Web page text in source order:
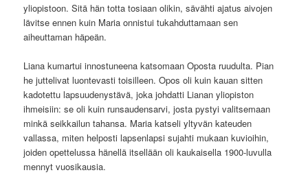
yliopistoon. Sitä hän totta tosiaan olikin, sävähti ajatus aivojen
lävitse ennen kuin Maria onnistui tukahduttamaan sen
aiheuttaman häpeän.
Liana kumartui innostuneena katsomaan Oposta ruudulta. Pian
he juttelivat luontevasti toisilleen. Opos oli kuin kauan sitten
kadotettu lapsuudenystävä, joka johdatti Lianan yliopiston
ihmeisiin: se oli kuin runsaudensarvi, josta pystyi valitsemaan
minkä seikkailun tahansa. Maria katseli yltyvän kateuden
vallassa, miten helposti lapsenlapsi sujahti mukaan kuvioihin,
joiden opettelussa hänellä itsellään oli kaukaisella 1900-luvulla
mennyt vuosikausia.